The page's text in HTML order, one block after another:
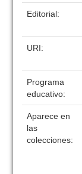
Editorial:
URI:
Programa
educativo:
Aparece en
las
colecciones: